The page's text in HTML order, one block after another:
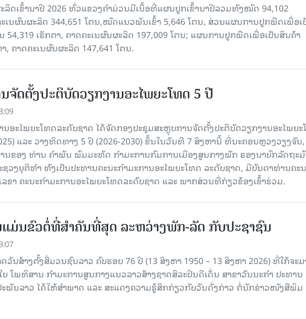
ລິດເຂົ້ານາປີ 2026 ທົ່ວແຂວງຄໍາມ່ວນມີເນື້ອທີ່ແຜນປູກເຂົ້ານາປີລວມທັງໝົດ 94,102
ະເນຜົນຜະລິດ 344,651 ໂຕນ,ໝົດແນວພັນເຂົ້າ 5,646 ໂຕນ, ສ່ວນແຜນການປູກພືດເພື່ອເ
54,319 ເຮັກຕາ, ຄາດຄະເນຜົນຜະລິດ 197,009 ໂຕນ; ແຜນການປູກພືດເພື່ອເປັນສິນຄ້າ
, ຄາດຄະເນຜົນຜະລິດ 147,641 ໂຕນ.
ຈັດຕັ້ງປະຕິບັດວຽກງານອະໄພຍະໂທດ 5 ປີ
ນອະໄພຍະໂທດລະດັບຊາດ ໄດ້ຈັດກອງປະຊຸມສະຫຼຸບການຈັດຕັ້ງປະຕິບັດວຽກງານອະໄພຍ
ແລະ ວາງທິດທາງ 5 ປີ (2026-2030) ຂຶ້ນໃນວັນທີ 7 ສິງຫານີ້ ທີ່ນະຄອນຫຼວງວຽງຈັນ
ນຂອງ ທ່ານ ຄໍາພັນ ພົມມະທັດ ກຳມະການກົມການເມືອງສູນກາງພັກ ຮອງນາຍົກລັດຖະ
ວງຍຸຕິທຳ ທັງເປັນປະທານຄະນະກຳມະການອະໄພຍະໂທດ ລະດັບຊາດ, ມີບັນດາທ່ານຄະ
າ ຄະນະກຳມະການອະໄພຍະໂທດລະດັບຊາດ ແລະ ພາກສ່ວນທີ່ກ່ຽວຂ້ອງເຂົ້າຮ່ວມ.
ມ່ນຂົວຕໍ່ທີ່ສໍາຄັນທີ່ສຸດ ລະຫວ່າງພັກ-ລັດ ກັບປະຊາຊົນ
ດວັນສ້າງຕັ້ງສື່ມວນຊົນລາວ ຄົບຮອບ 76 ປີ (13 ສິງຫາ 1950 – 13 ສິງຫາ 2026) ທີ່ໃກ້ຈະມ
ໂພທິສານ ກໍາມະການສູນກາງແນວລາວສ້າງຊາດສິລະປິນດີເດັ່ນ ສາຂາວັນນະກໍາ ປະທານ
ພັນລາວ ໄດ້ໃຫ້ສໍາພາດ ແລະ ສະແດງຄວາມຮູ້ສຶກກ່ຽວກັບວັນດັ່ງກ່າວ ຕໍ່ນັກຂ່າວໜັງສືພິມ